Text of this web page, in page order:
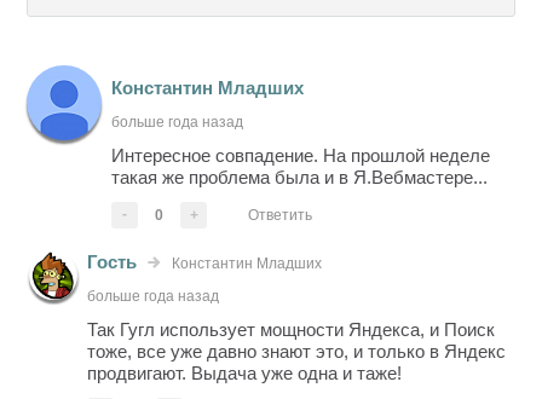
Константин Младших
больше года назад
Интересное совпадение. На прошлой неделе
такая же проблема была и в Я.Вебмастере...
- 0 + Ответить
Гость
Константин Младших
больше года назад
Так Гугл использует мощности Яндекса, и Поиск
тоже, все уже давно знают это, и только в Яндекс
продвигают. Выдача уже одна и таже!